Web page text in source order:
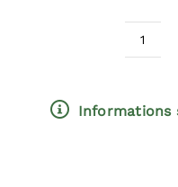
Informations